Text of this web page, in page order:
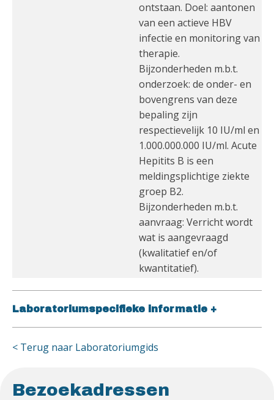
ontstaan. Doel: aantonen
van een actieve HBV
infectie en monitoring van
therapie.
Bijzonderheden m.b.t.
onderzoek: de onder- en
bovengrens van deze
bepaling zijn
respectievelijk 10 IU/ml en
1.000.000.000 IU/ml. Acute
Hepitits B is een
meldingsplichtige ziekte
groep B2.
Bijzonderheden m.b.t.
aanvraag: Verricht wordt
wat is aangevraagd
(kwalitatief en/of
kwantitatief).
Laboratoriumspecifieke informatie +
< Terug naar Laboratoriumgids
Bezoekadressen